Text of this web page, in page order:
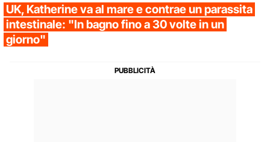
UK, Katherine va al mare e contrae un parassita
intestinale: "In bagno fino a 30 volte in un
giorno"